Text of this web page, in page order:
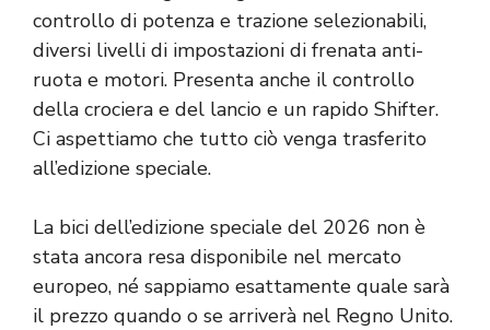
controllo di potenza e trazione selezionabili,
diversi livelli di impostazioni di frenata anti-
ruota e motori. Presenta anche il controllo
della crociera e del lancio e un rapido Shifter.
Ci aspettiamo che tutto ciò venga trasferito
all’edizione speciale.
La bici dell’edizione speciale del 2026 non è
stata ancora resa disponibile nel mercato
europeo, né sappiamo esattamente quale sarà
il prezzo quando o se arriverà nel Regno Unito.